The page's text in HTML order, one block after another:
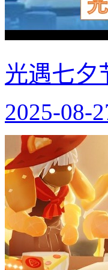
光遇七夕
2025-08-